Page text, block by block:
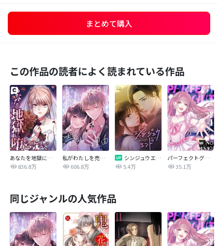
まとめて購入
この作品の読者によく読まれている作品
あなたを地獄に堕とすまで
836.8万
私がわたしを売る理由
606.8万
シンジュウエンド【タテヨミ】
5.4万
パーフェクトグリッター
35.1万
同じジャンルの人気作品